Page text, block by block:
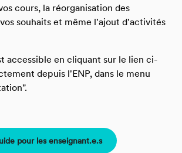
cours, la réorganisation des
souhaits et même l'ajout d'activités
accessible en cliquant sur le lien ci-
depuis l'ENP, dans le menu
pour les enseignant.e.s